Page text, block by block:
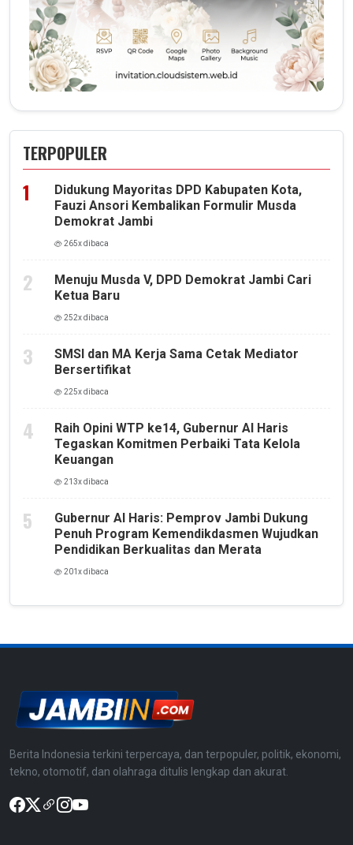
TERPOPULER
Didukung Mayoritas DPD Kabupaten Kota,
Fauzi Ansori Kembalikan Formulir Musda
Demokrat Jambi
265x dibaca
Menuju Musda V, DPD Demokrat Jambi Cari
Ketua Baru
252x dibaca
SMSI dan MA Kerja Sama Cetak Mediator
Bersertifikat
225x dibaca
Raih Opini WTP ke14, Gubernur Al Haris
Tegaskan Komitmen Perbaiki Tata Kelola
Keuangan
213x dibaca
Gubernur Al Haris: Pemprov Jambi Dukung
Penuh Program Kemendikdasmen Wujudkan
Pendidikan Berkualitas dan Merata
201x dibaca
Berita Indonesia terkini terpercaya, dan terpopuler, politik, ekonomi,
tekno, otomotif, dan olahraga ditulis lengkap dan akurat.